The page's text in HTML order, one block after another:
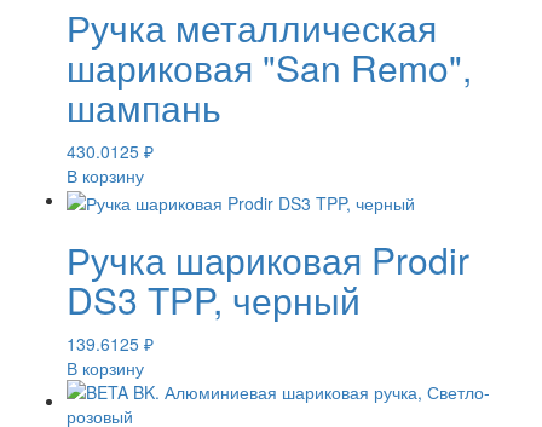
Ручка металлическая
шариковая "San Remo",
шампань
430.0125 ₽
В корзину
Ручка шариковая Prodir
DS3 TPP, черный
139.6125 ₽
В корзину